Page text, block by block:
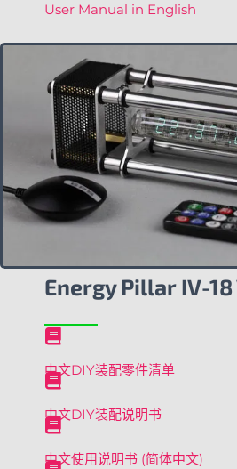
User Manual in English
Energy Pillar IV-18
中文DIY装配零件清单
中文DIY装配说明书
中文使用说明书 (简体中文)